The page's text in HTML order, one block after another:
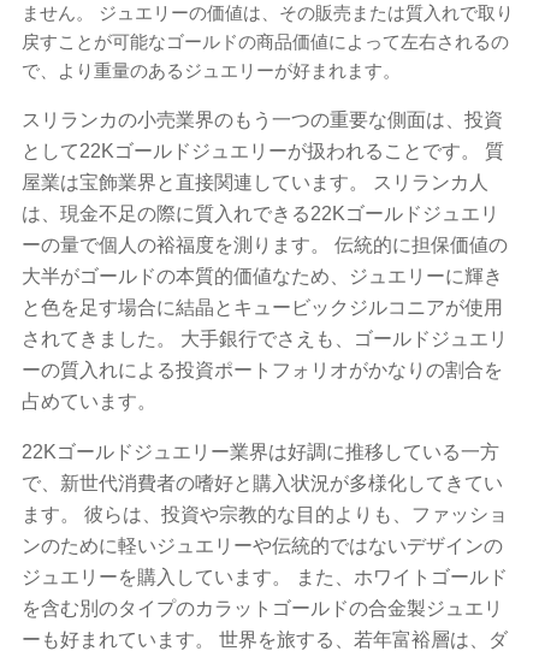
ません。 ジュエリーの価値は、その販売または質入れで取り
戻すことが可能なゴールドの商品価値によって左右されるの
で、より重量のあるジュエリーが好まれます。
スリランカの小売業界のもう一つの重要な側面は、投資
として22Kゴールドジュエリーが扱われることです。 質
屋業は宝飾業界と直接関連しています。 スリランカ人
は、現金不足の際に質入れできる22Kゴールドジュエリ
ーの量で個人の裕福度を測ります。 伝統的に担保価値の
大半がゴールドの本質的価値なため、ジュエリーに輝き
と色を足す場合に結晶とキュービックジルコニアが使用
されてきました。 大手銀行でさえも、ゴールドジュエリ
ーの質入れによる投資ポートフォリオがかなりの割合を
占めています。
22Kゴールドジュエリー業界は好調に推移している一方
で、新世代消費者の嗜好と購入状況が多様化してきてい
ます。 彼らは、投資や宗教的な目的よりも、ファッショ
ンのために軽いジュエリーや伝統的ではないデザインの
ジュエリーを購入しています。 また、ホワイトゴールド
を含む別のタイプのカラットゴールドの合金製ジュエリ
ーも好まれています。 世界を旅する、若年富裕層は、ダ